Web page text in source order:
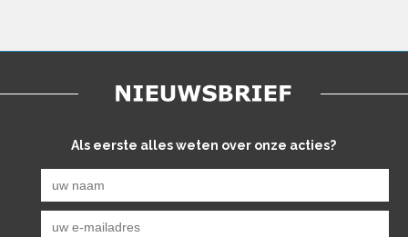
Als eerste alles weten over onze acties?